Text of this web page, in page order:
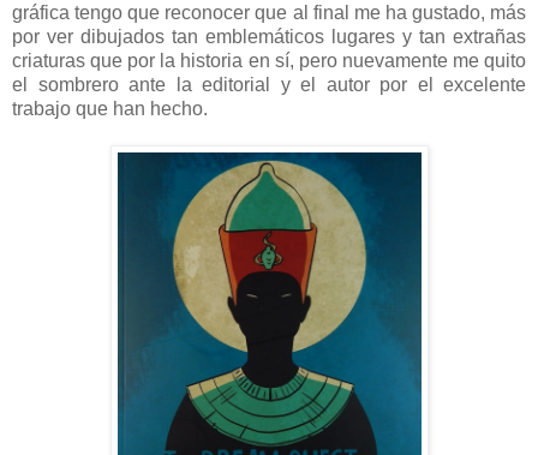
gráfica tengo que reconocer que al final me ha gustado, más
por ver dibujados tan emblemáticos lugares y tan extrañas
criaturas que por la historia en sí, pero nuevamente me quito
el sombrero ante la editorial y el autor por el excelente
trabajo que han hecho.